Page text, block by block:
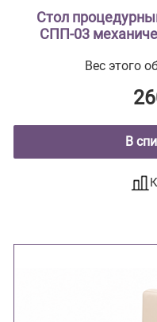
Стол
СПП-03
Вес этого
В